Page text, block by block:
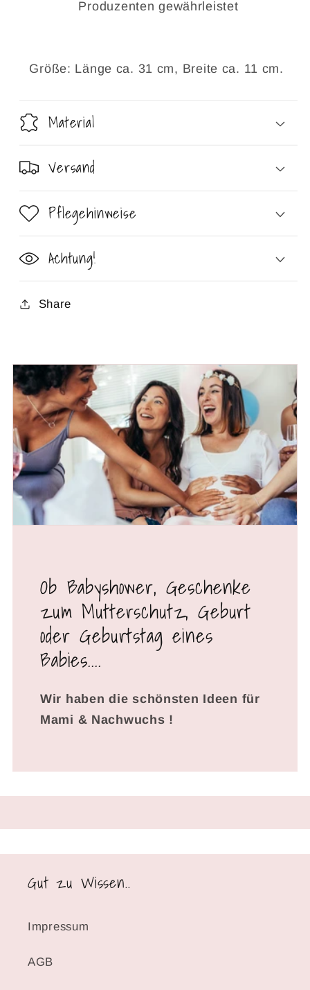
Produzenten gewährleistet
Größe: Länge ca. 31 cm, Breite ca. 11 cm.
Material
Versand
Pflegehinweise
Achtung!
Share
Ob Babyshower, Geschenke
zum Mutterschutz, Geburt
oder Geburtstag eines
Babies....
Wir haben die schönsten Ideen für
Mami & Nachwuchs !
Gut zu Wissen..
Impressum
AGB